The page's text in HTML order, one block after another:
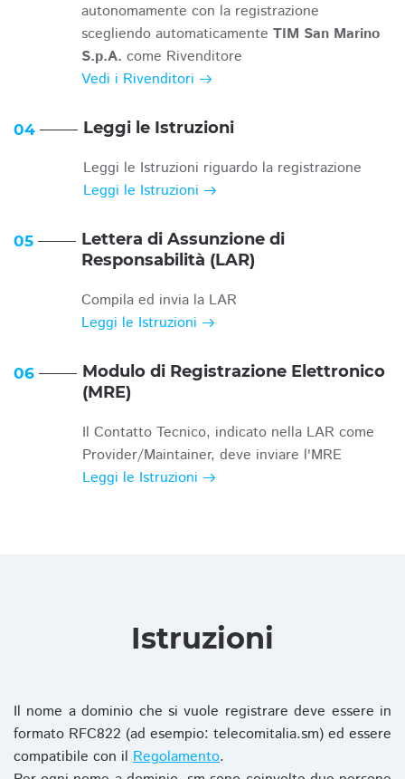
autonomamente con la registrazione
scegliendo automaticamente TIM San Marino
S.p.A. come Rivenditore
Vedi i Rivenditori
04 Leggi le Istruzioni
Leggi le Istruzioni riguardo la registrazione
Leggi le Istruzioni
05
Lettera di Assunzione di
Responsabilità (LAR)
Compila ed invia la LAR
Leggi le Istruzioni
06
Modulo di Registrazione Elettronico
(MRE)
Il Contatto Tecnico, indicato nella LAR come
Provider/Maintainer, deve inviare l'MRE
Leggi le Istruzioni
Istruzioni
Il nome a dominio che si vuole registrare deve essere in
formato RFC822 (ad esempio: telecomitalia.sm) ed essere
compatibile con il Regolamento.